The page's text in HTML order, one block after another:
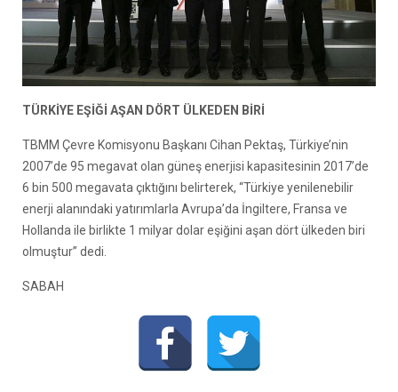
TÜRKİYE EŞİĞİ AŞAN DÖRT ÜLKEDEN BİRİ
TBMM Çevre Komisyonu Başkanı Cihan Pektaş, Türkiye’nin
2007’de 95 megavat olan güneş enerjisi kapasitesinin 2017’de
6 bin 500 megavata çıktığını belirterek, “Türkiye yenilenebilir
enerji alanındaki yatırımlarla Avrupa’da İngiltere, Fransa ve
Hollanda ile birlikte 1 milyar dolar eşiğini aşan dört ülkeden biri
olmuştur” dedi.
SABAH